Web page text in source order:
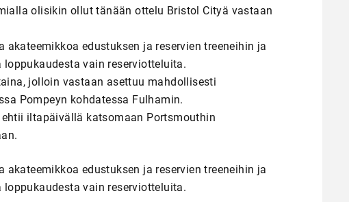
olisikin ollut tänään ottelu Bristol Cityä vastaan
edustuksen ja reservien treeneihin ja
vain reserviotteluita.
jolloin vastaan asettuu mahdollisesti
Pompeyn kohdatessa Fulhamin.
iltapäivällä katsomaan Portsmouthin
edustuksen ja reservien treeneihin ja
vain reserviotteluita.